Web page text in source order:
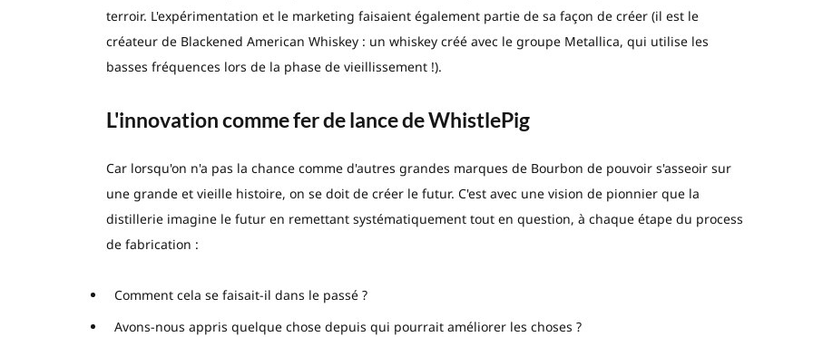
terroir. L'expérimentation et le marketing faisaient également partie de sa façon de créer (il est le
créateur de Blackened American Whiskey : un whiskey créé avec le groupe Metallica, qui utilise les
basses fréquences lors de la phase de vieillissement !).
L'innovation comme fer de lance de WhistlePig
Car lorsqu'on n'a pas la chance comme d'autres grandes marques de Bourbon de pouvoir s'asseoir sur
une grande et vieille histoire, on se doit de créer le futur. C'est avec une vision de pionnier que la
distillerie imagine le futur en remettant systématiquement tout en question, à chaque étape du process
de fabrication :
Comment cela se faisait-il dans le passé ?
Avons-nous appris quelque chose depuis qui pourrait améliorer les choses ?